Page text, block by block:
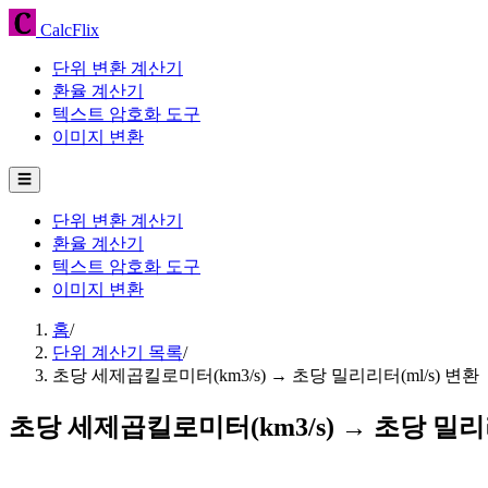
CalcFlix
단위 변환 계산기
환율 계산기
텍스트 암호화 도구
이미지 변환
☰
단위 변환 계산기
환율 계산기
텍스트 암호화 도구
이미지 변환
홈/
단위 계산기 목록/
초당 세제곱킬로미터(km3/s) → 초당 밀리리터(ml/s) 변환
초당 세제곱킬로미터(km3/s) → 초당 밀